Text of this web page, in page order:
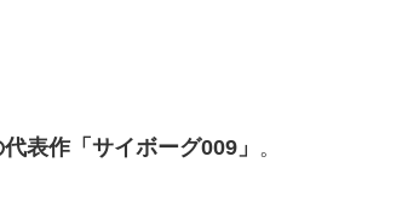
表作「サイボーグ009」 。